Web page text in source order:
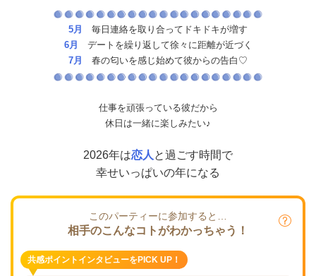
5月
毎日連絡を取り合ってドキドキが増す
6月
デートを繰り返して徐々に距離が近づく
7月
春の匂いを感じ始めて彼からの告白♡
仕事を頑張っている彼だから
休日は一緒に楽しみたい♪
2026年は恋人 と過ごす時間で
幸せいっぱいの年になる
このパーティーに参加すると…
相手のこんなコトがわかっちゃう！
共感ポイントインタビューをPICK UP！